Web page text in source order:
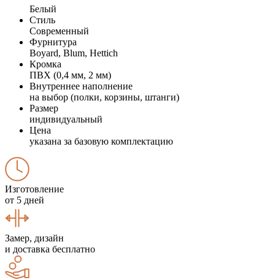
Белый
Стиль
Современный
Фурнитура
Boyard, Blum, Hettich
Кромка
ПВХ (0,4 мм, 2 мм)
Внутреннее наполнение
на выбор (полки, корзины, штанги)
Размер
индивидуальный
Цена
указана за базовую комплектацию
Изготовление
от 5 дней
Замер, дизайн
и доставка бесплатно